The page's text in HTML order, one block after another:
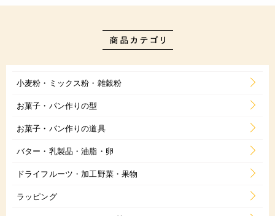
小麦粉・ミックス粉・雑穀粉
お菓子・パン作りの型
お菓子・パン作りの道具
バター・乳製品・油脂・卵
ドライフルーツ・加工野菜・果物
ラッピング